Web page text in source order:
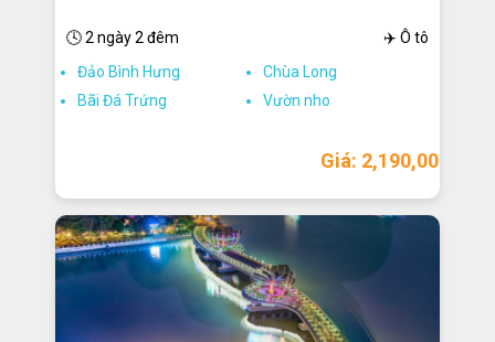
🕓 2 ngày 2 đêm
✈️ Ô tô
Đảo Bình Hưng
Chùa Long
Bãi Đá Trứng
Vườn nho
Giá: 2,190,000